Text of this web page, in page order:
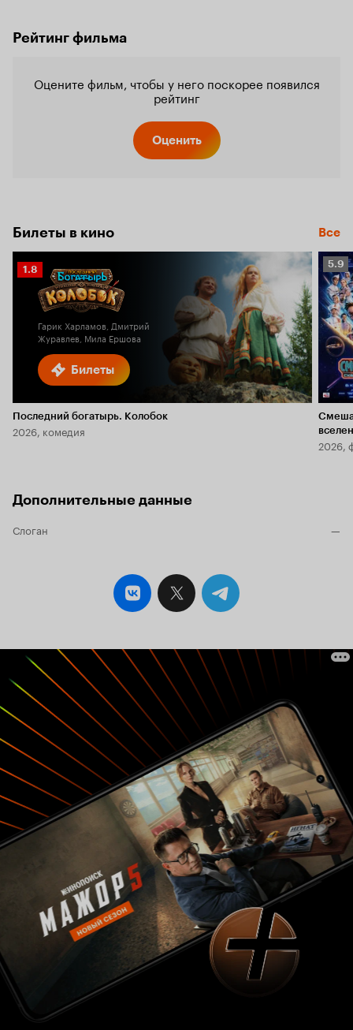
Рейтинг фильма
Оцените фильм, чтобы у него поскорее появился
рейтинг
Оценить
Билеты в кино Все
Билеты
Рейтинг
Кинопоиска
1.8
Гарик Харламов, Дмитрий
Журавлев, Мила Ершова
Последний богатырь. Колобок
2026, комедия
5.9
5.9
2026,
Дополнительные данные
Слоган —